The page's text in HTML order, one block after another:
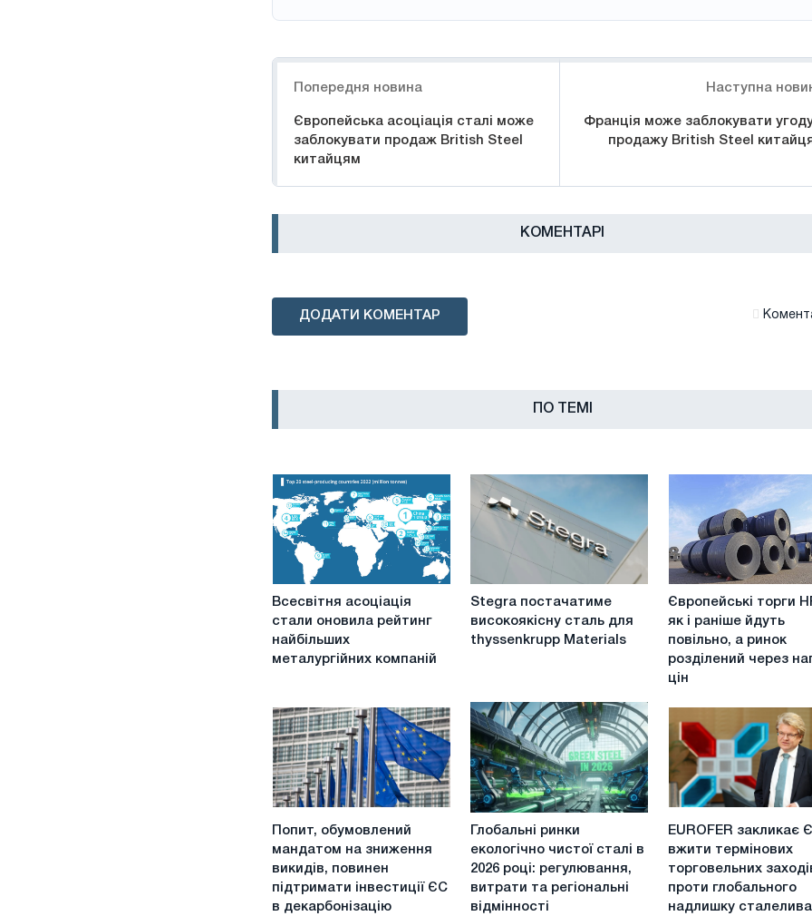
Попередня новина
Європейська асоціація сталі може
заблокувати продаж British Steel
китайцям
Наступна
Франція може заблокувати
продажу British Steel
КОМЕНТАРІ
ДОДАТИ КОМЕНТАР
ПО ТЕМІ
Всесвітня
стали
рейтинг
металургійних
компаній
Всесвітня асоціація
стали оновила рейтинг
найбільших
металургійних компаній
Stegra
постачатиме
високоякісну
сталь
Materials
Stegra постачатиме
високоякісну сталь для
thyssenkrupp Materials
Європейські
торги
HRC
і
раніше
йдуть
повільно,
а
ринок
розділений
через
напрям
Європейські торги
як і раніше йдуть
повільно, а ринок
розділений через
цін
Попит,
обумовлений
мандатом
на
зниження
Попит, обумовлений
мандатом на зниження
викидів, повинен
підтримати інвестиції ЄС
в декарбонізацію
Глобальні
екологічно
чистої
сталі
Глобальні ринки
екологічно чистої сталі в
2026 році: регулювання,
витрати та регіональні
відмінності
EUROFER
вжити
термінових
EUROFER закликає
вжити термінових
торговельних
проти глобального
надлишку